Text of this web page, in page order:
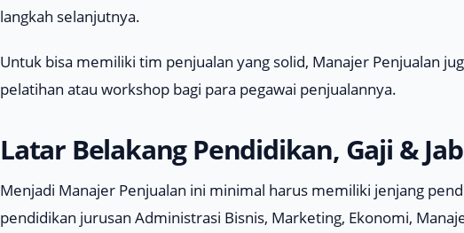
langkah selanjutnya.
Untuk bisa memiliki tim penjualan yang solid, Manajer Penjualan
pelatihan atau workshop bagi para pegawai penjualannya.
Latar Belakang Pendidikan, Gaji &
Menjadi Manajer Penjualan ini minimal harus memiliki jenjang
pendidikan jurusan Administrasi Bisnis, Marketing, Ekonomi,